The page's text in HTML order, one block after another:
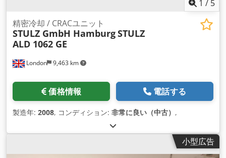
1 / 5
London 9,463 km
精密冷却 / CRACユニット
STULZ GmbH HamburgSTULZ
ALD 1062 GE
価格情報 電話する
製造年: 2008, コンディション: 非常に良い（中古） ,
小型広告